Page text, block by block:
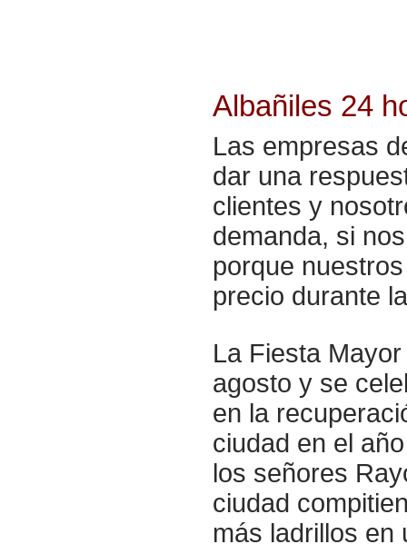
Albañiles 24
Las empresas
dar una
clientes y
demanda, si
porque
precio durante
La Fiesta
agosto y se
en la
ciudad en el
los señores
ciudad
más ladrillos en